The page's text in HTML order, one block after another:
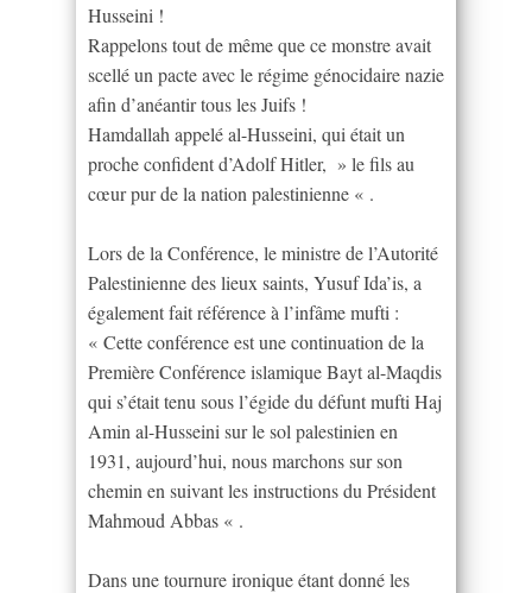
Husseini !
Rappelons tout de même que ce monstre avait
scellé un pacte avec le régime génocidaire nazie
afin d’anéantir tous les Juifs !
Hamdallah appelé al-Husseini, qui était un
proche confident d’Adolf Hitler, » le fils au
cœur pur de la nation palestinienne « .
Lors de la Conférence, le ministre de l’Autorité
Palestinienne des lieux saints, Yusuf Ida’is, a
également fait référence à l’infâme mufti :
« Cette conférence est une continuation de la
Première Conférence islamique Bayt al-Maqdis
qui s’était tenu sous l’égide du défunt mufti Haj
Amin al-Husseini sur le sol palestinien en
1931, aujourd’hui, nous marchons sur son
chemin en suivant les instructions du Président
Mahmoud Abbas « .
Dans une tournure ironique étant donné les